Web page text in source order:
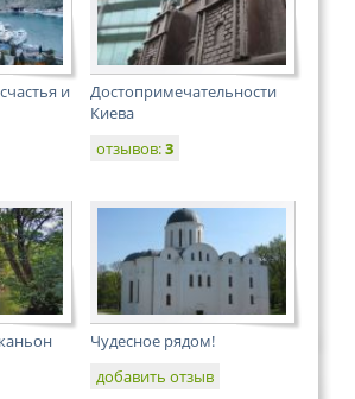
и
Достопримечательности
Киева
отзывов:3
Чудесное рядом!
добавить отзыв